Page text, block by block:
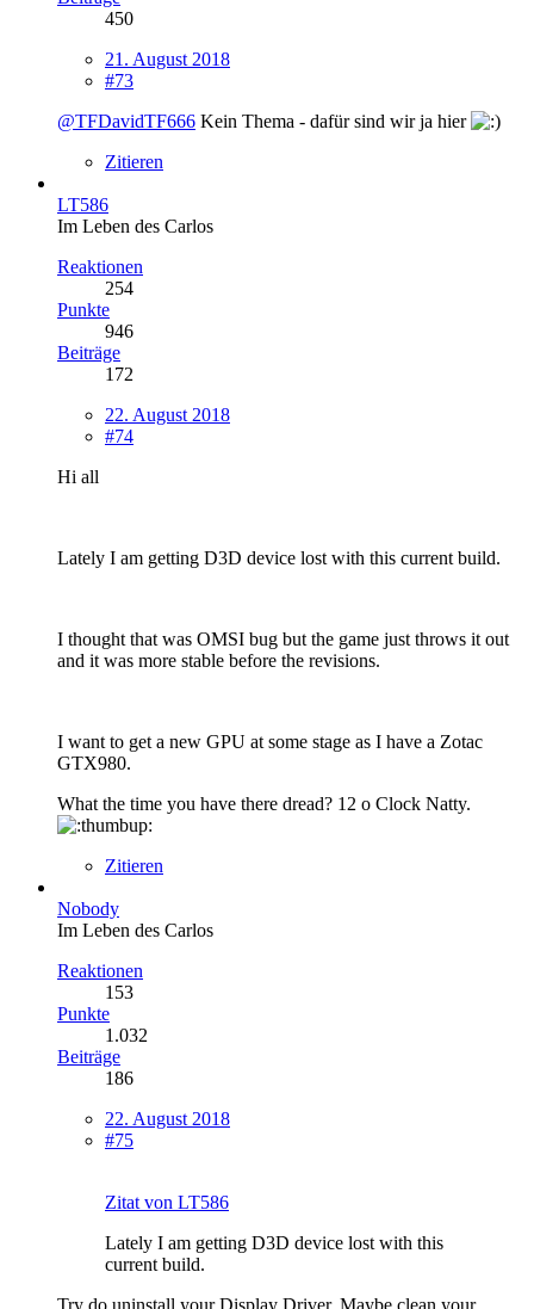
450
21. August 2018
#73
@TFDavidTF666 Kein Thema - dafür sind wir ja hier
Zitieren
LT586
Im Leben des Carlos
Reaktionen
254
Punkte
946
Beiträge
172
22. August 2018
#74
Hi all
Lately I am getting D3D device lost with this current build.
I thought that was OMSI bug but the game just throws it out
and it was more stable before the revisions.
I want to get a new GPU at some stage as I have a Zotac
GTX980.
What the time you have there dread? 12 o Clock Natty.
Zitieren
Nobody
Im Leben des Carlos
Reaktionen
153
Punkte
1.032
Beiträge
186
22. August 2018
#75
Zitat von LT586
Lately I am getting D3D device lost with this
current build.
Try do uninstall your Display Driver. Maybe clean your